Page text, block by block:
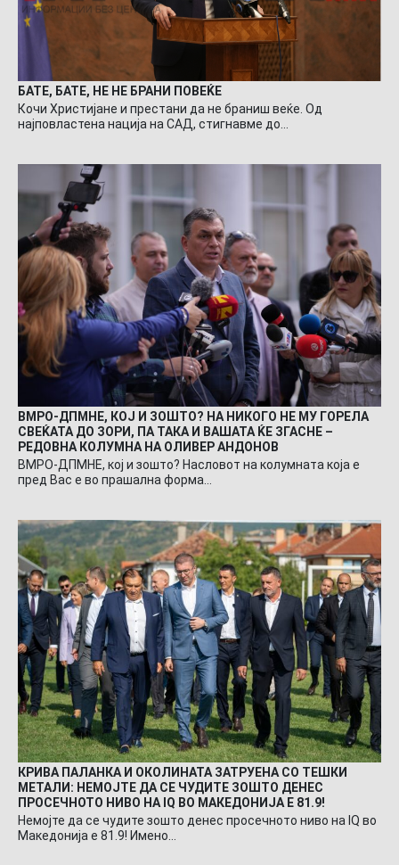
БАТЕ, БАТЕ, НЕ НЕ БРАНИ ПОВЕЌЕ
Кочи Христијане и престани да не браниш веќе. Од
најповластена нација на САД, стигнавме до…
ВМРО-ДПМНЕ, КОЈ И ЗОШТО? НА НИКОГО НЕ МУ ГОРЕЛА
СВЕЌАТА ДО ЗОРИ, ПА ТАКА И ВАШАТА ЌЕ ЗГАСНЕ –
РЕДОВНА КОЛУМНА НА ОЛИВЕР АНДОНОВ
ВМРО-ДПМНЕ, кој и зошто? Насловот на колумната која е
пред Вас е во прашална форма…
КРИВА ПАЛАНКА И ОКОЛИНАТА ЗАТРУЕНА СО ТЕШКИ
МЕТАЛИ: НЕМОЈТЕ ДА СЕ ЧУДИТЕ ЗОШТО ДЕНЕС
ПРОСЕЧНОТО НИВО НА IQ ВО МАКЕДОНИЈА Е 81.9!
Немојте да се чудите зошто денес просечното ниво на IQ во
Македонија е 81.9! Имено…